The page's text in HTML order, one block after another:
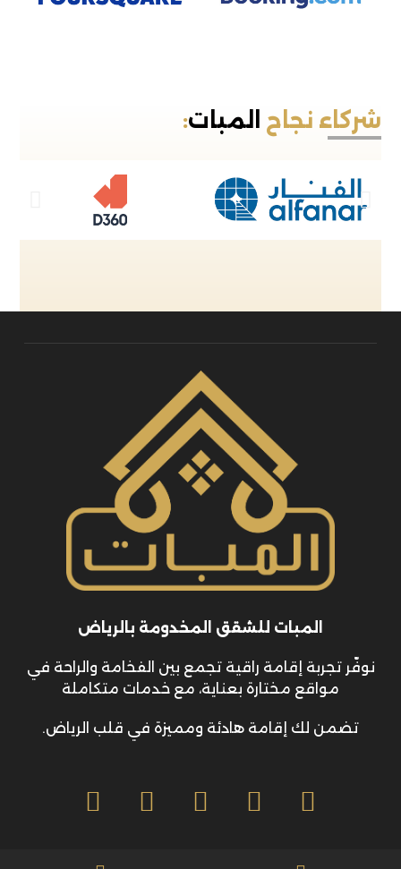
شركاء نجاح المبات:
المبات للشقق المخدومة بالرياض
نوفّر تجربة إقامة راقية تجمع بين الفخامة والراحة في
مواقع مختارة بعناية، مع خدمات متكاملة
تضمن لك إقامة هادئة ومميزة في قلب الرياض.